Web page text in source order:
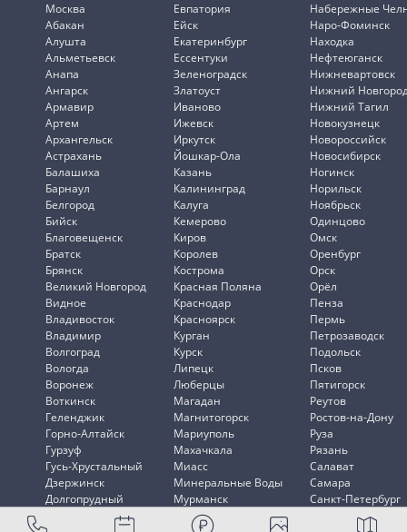
Москва
Абакан
Алушта
Альметьевск
Анапа
Ангарск
Армавир
Артем
Архангельск
Астрахань
Балашиха
Барнаул
Белгород
Бийск
Благовещенск
Братск
Брянск
Великий Новгород
Видное
Владивосток
Владимир
Волгоград
Вологда
Воронеж
Воткинск
Геленджик
Горно-Алтайск
Гурзуф
Гусь-Хрустальный
Дзержинск
Долгопрудный
Евпатория
Ейск
Екатеринбург
Ессентуки
Зеленоградск
Златоуст
Иваново
Ижевск
Иркутск
Йошкар-Ола
Казань
Калининград
Калуга
Кемерово
Киров
Королев
Кострома
Красная Поляна
Краснодар
Красноярск
Курган
Курск
Липецк
Люберцы
Магадан
Магнитогорск
Мариуполь
Махачкала
Миасс
Минеральные Воды
Мурманск
Мытищи
Набережные
Наро-Фоминск
Находка
Нефтеюганск
Нижневартовск
Нижний
Нижний Тагил
Новокузнецк
Новороссийск
Новосибирск
Ногинск
Норильск
Ноябрьск
Одинцово
Омск
Оренбург
Орск
Орёл
Пенза
Пермь
Петрозаводск
Подольск
Псков
Пятигорск
Реутов
Ростов-на-Дону
Руза
Рязань
Салават
Самара
Санкт-Петербург